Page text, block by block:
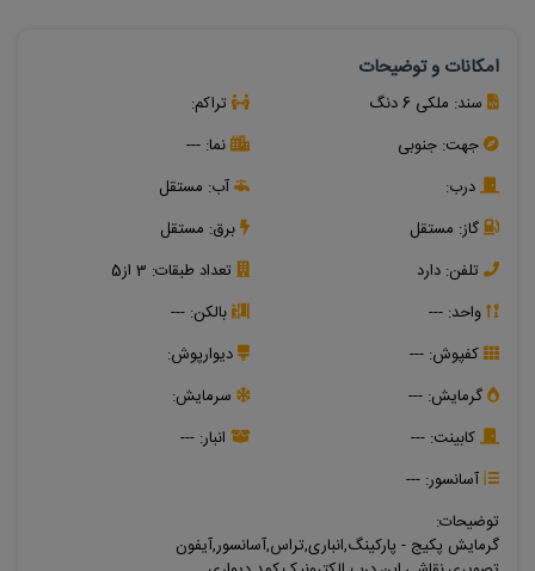
امکانات و توضیحات
سند: ملکی 6 دنگ
تراکم:
جهت: جنوبی نما: ---
درب:
آب: مستقل
گاز: مستقل برق: مستقل
تلفن: دارد تعداد طبقات: 3 از5
واحد: ---
بالکن: ---
کفپوش: ---
دیوارپوش:
گرمایش: ---
سرمایش:
کابینت: --- انبار: ---
آسانسور: ---
توضیحات:
گرمایش پکیج - پارکینگ,انباری,تراس,آسانسور,آیفون